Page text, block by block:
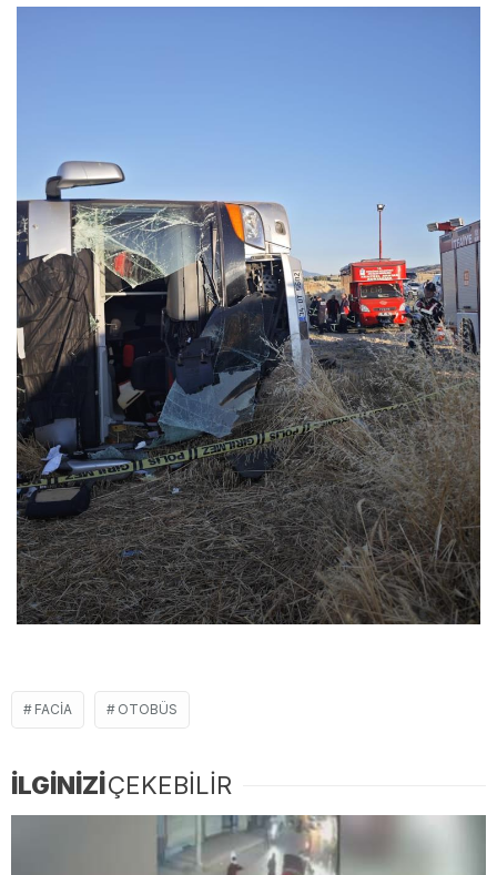
FACIA OTOBÜS
İLGİNİZİÇEKEBİLİR